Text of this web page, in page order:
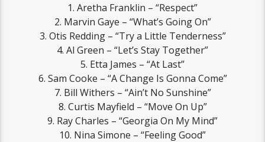
1. Aretha Franklin – “Respect”
2. Marvin Gaye – “What’s Going On”
3. Otis Redding – “Try a Little Tenderness”
4. Al Green – “Let’s Stay Together”
5. Etta James – “At Last”
6. Sam Cooke – “A Change Is Gonna Come”
7. Bill Withers – “Ain’t No Sunshine”
8. Curtis Mayfield – “Move On Up”
9. Ray Charles – “Georgia On My Mind”
10. Nina Simone – “Feeling Good”